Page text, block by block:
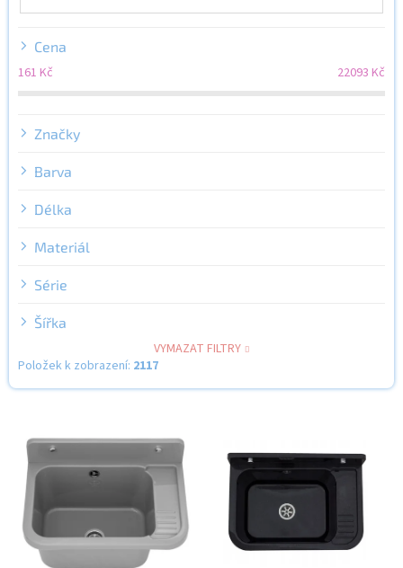
Cena
161 Kč 22093 Kč
Značky
Barva
Délka
Materiál
Série
Šířka
VYMAZAT FILTRY
Položek k zobrazení: 2117